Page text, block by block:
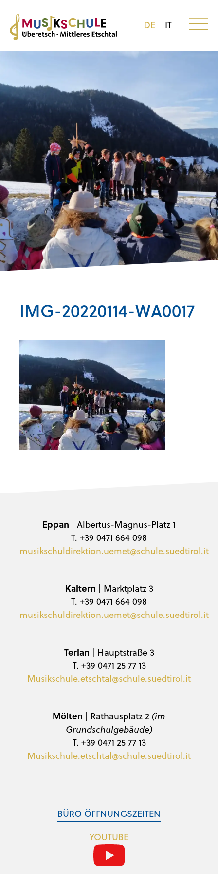
DE IT
IMG-20220114-WA0017
Eppan | Albertus-Magnus-Platz 1
T. +39 0471 664 098
musikschuldirektion.uemet@schule.suedtirol.it
Kaltern | Marktplatz 3
T. +39 0471 664 098
musikschuldirektion.uemet@schule.suedtirol.it
Terlan | Hauptstraße 3
T. +39 0471 25 77 13
Musikschule.etschtal@schule.suedtirol.it
Mölten | Rathausplatz 2 (im
Grundschulgebäude)
T. +39 0471 25 77 13
Musikschule.etschtal@schule.suedtirol.it
BÜRO ÖFFNUNGSZEITEN
YOUTUBE